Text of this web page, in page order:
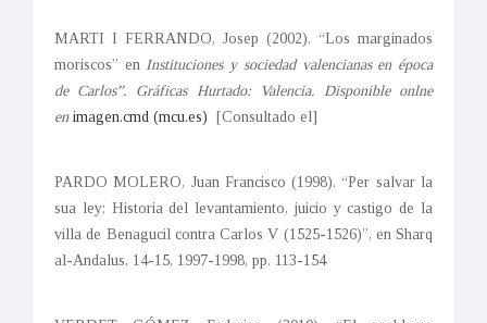
MARTI I FERRANDO, Josep (2002). “Los marginados
moriscos” en Instituciones y sociedad valencianas en época
de Carlos”. Gráficas Hurtado: Valencia. Disponible onlne
en imagen.cmd (mcu.es) [Consultado el]
PARDO MOLERO, Juan Francisco (1998). “Per salvar la
sua ley: Historia del levantamiento, juicio y castigo de la
villa de Benagucil contra Carlos V (1525-1526)”, en Sharq
al-Andalus, 14-15, 1997-1998, pp. 113-154